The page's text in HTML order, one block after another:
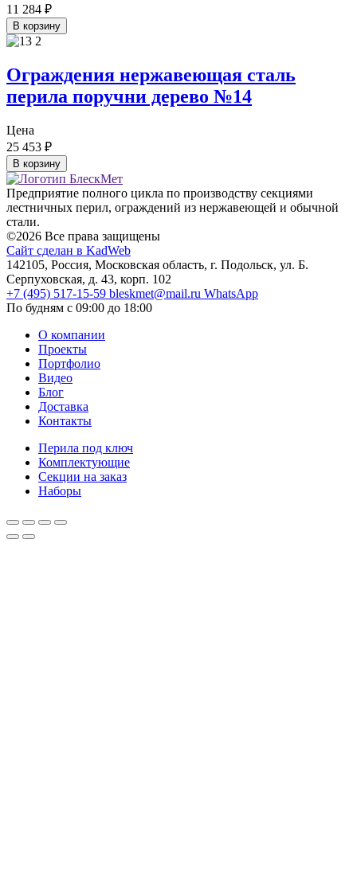
11 284 ₽
В корзину
Ограждения нержавеющая сталь
перила поручни дерево №14
Цена
25 453 ₽
В корзину
Предприятие полного цикла по производству секциями
лестничных перил, ограждений из нержавеющей и обычной
стали.
©2026 Все права защищены
Сайт сделан в KadWeb
142105, Россия, Московская область, г. Подольск, ул. Б.
Серпуховская, д. 43, корп. 102
+7 (495) 517-15-59 bleskmet@mail.ru WhatsApp
По будням с 09:00 до 18:00
О компании
Проекты
Портфолио
Видео
Блог
Доставка
Контакты
Перила под ключ
Комплектующие
Секции на заказ
Наборы